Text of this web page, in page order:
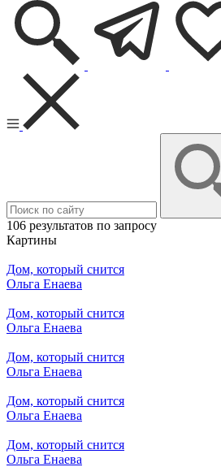
106 результатов по запросу
Картины
Дом, который снится
Ольга Енаева
Дом, который снится
Ольга Енаева
Дом, который снится
Ольга Енаева
Дом, который снится
Ольга Енаева
Дом, который снится
Ольга Енаева